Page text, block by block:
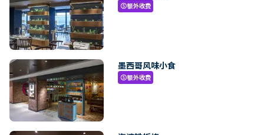
paid额外收费
墨西哥风味小食
paid额外收费